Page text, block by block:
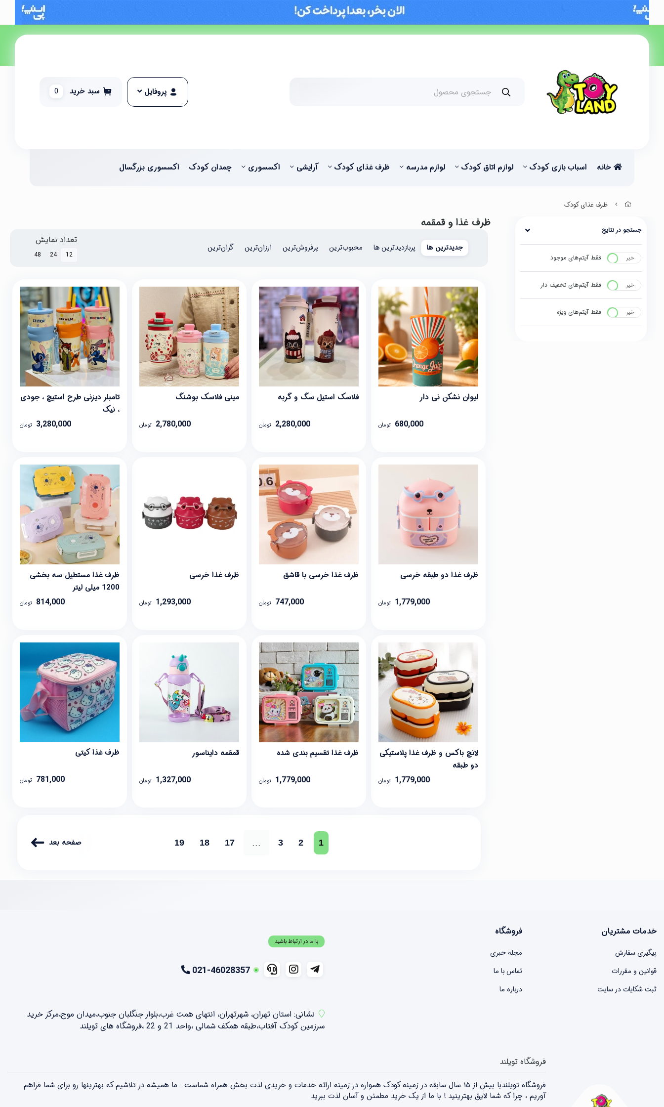
پروفایل سبد خرید 0
خانه اسباب بازی کودک لوازم اتاق کودک لوازم مدرسه ظرف غذای کودک آرایشی اکسسوری چمدان کودک اکسسوری بزرگسال
ظرف غذای کودک
جستجو در نتایج
بله خیر فقط آیتم‌های موجود
بله خیر فقط آیتم‌های تخفیف دار
بله خیر فقط آیتم‌های ویژه
ظرف غذا و قمقمه
جدیدترین ها پربازدیدترین ها محبوب‌‌ترین پرفروش‌ترین ارزان‌ترین گران‌ترین
تعداد نمایش
12
24
48
لیوان نشکن نی دار
680,000 تومان
فلاسک استیل سگ و گربه
2,280,000 تومان
مینی فلاسک بوشنگ
2,780,000 تومان
تامبلر دیزنی طرح استیچ ، جودی
، نیک
3,280,000 تومان
ظرف غذا دو طبقه خرسی
1,779,000 تومان
ظرف غذا خرسی با قاشق
747,000 تومان
ظرف غذا خرسی
1,293,000 تومان
ظرف غذا مستطیل سه بخشی
1200 میلی لیتر
814,000 تومان
لانچ باکس و ظرف غذا پلاستیکی
دو طبقه
1,779,000 تومان
ظرف غذا تقسیم بندی شده
1,779,000 تومان
قمقمه دایناسور
1,327,000 تومان
ظرف غذا کیتی
781,000 تومان
1
2
3
...
17
18
19 صفحه بعد
خدمات مشتریان
پیگیری سفارش
قوانین و مقررات
ثبت شکایات در سایت
فروشگاه
مجله خبری
تماس با ما
درباره ما
با ما در ارتباط باشید
021-46028357
نشانی: استان تهران، شهرتهران، انتهای همت غرب،بلوار جنگلبان جنوب،میدان موج،مرکز خرید
سرزمین کودک آفتاب،طبقه همکف شمالی ،واحد 21 و 22 ،فروشگاه های تویلند
فروشگاه تویلند
فروشگاه تویلندبا بیش از ۱۵ سال سابقه در زمینه کودک همواره در زمینه ارائه خدمات و خریدی لذت بخش همراه شماست . ما همیشه در تلاشیم که بهترینها رو برای شما فراهم
آوریم ، چرا که شما لایق بهترینید ! با ما از یک خرید مطمئن و آسان لذت ببرید